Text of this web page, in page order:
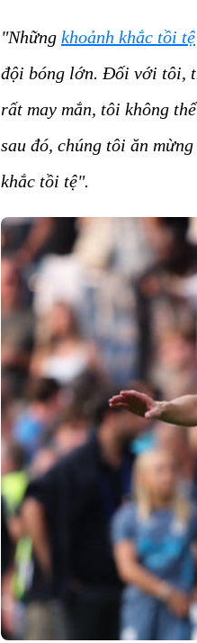
"Những khoảnh khắc tồi tệ
đội bóng lớn. Đối với tôi,
rất may mắn, tôi không
sau đó, chúng tôi ăn
khắc tồi tệ".